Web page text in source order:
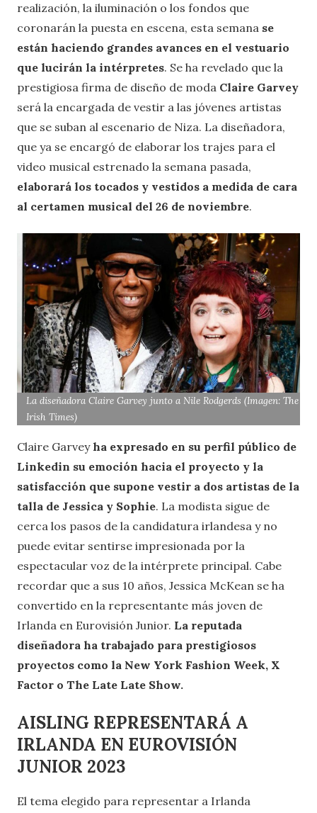
realización, la iluminación o los fondos que
coronarán la puesta en escena, esta semana se
están haciendo grandes avances en el vestuario
que lucirán la intérpretes. Se ha revelado que la
prestigiosa firma de diseño de moda Claire Garvey
será la encargada de vestir a las jóvenes artistas
que se suban al escenario de Niza. La diseñadora,
que ya se encargó de elaborar los trajes para el
video musical estrenado la semana pasada,
elaborará los tocados y vestidos a medida de cara
al certamen musical del 26 de noviembre.
La diseñadora Claire Garvey junto a Nile Rodgerds (Imagen: The
Irish Times)
Claire Garveyha expresado en su perfil público de
Linkedin su emoción hacia el proyecto y la
satisfacción que supone vestir a dos artistas de la
talla de Jessica y Sophie. La modista sigue de
cerca los pasos de la candidatura irlandesa y no
puede evitar sentirse impresionada por la
espectacular voz de la intérprete principal. Cabe
recordar que a sus 10 años, Jessica McKean se ha
convertido en la representante más joven de
Irlanda en Eurovisión Junior. La reputada
diseñadora ha trabajado para prestigiosos
proyectos como la New York Fashion Week, X
Factor o The Late Late Show.
AISLING REPRESENTARÁ A
IRLANDA EN EUROVISIÓN
JUNIOR 2023
El tema elegido para representar a Irlanda